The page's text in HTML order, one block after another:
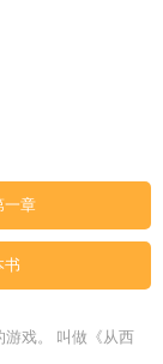
一章
书
戏。 叫做《从西